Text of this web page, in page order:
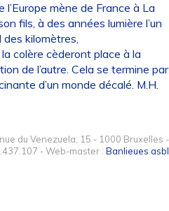
mène de France à La
fils, à des années lumière l’un
des kilomètres,
colère cèderont place à la
de l’autre. Cela se termine par
d’un monde décalé. M.H.
du Venezuela, 15 - 1000 Bruxelles -
- Web-master : Banlieues asbl